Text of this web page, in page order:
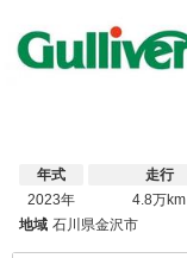
年式
2023年
走行
4.8万km
地域 石川県金沢市